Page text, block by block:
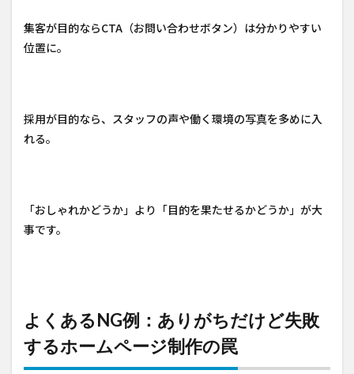
集客が目的ならCTA（お問い合わせボタン）は分かりやすい
位置に。
採用が目的なら、スタッフの声や働く環境の写真を多めに入
れる。
「おしゃれかどうか」より「目的を果たせるかどうか」が大
事です。
よくあるNG例：ありがちだけど失敗
するホームページ制作の罠